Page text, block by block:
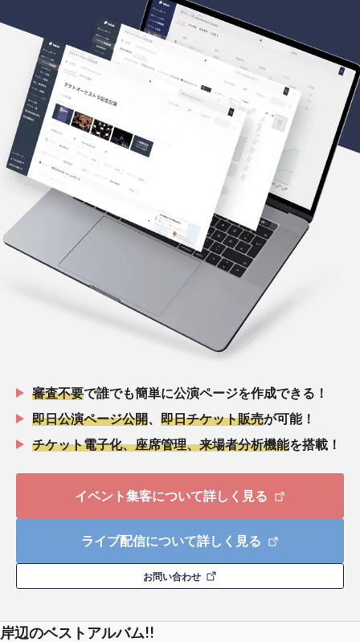
審査不要で誰でも簡単に公演ページを作成できる！
即日公演ページ公開
即日チケット販売が可能！
チケット電子化、座席管理、来場者分析機能を搭載！
イベント集客について詳しく見る
ライブ配信について詳しく見る
お問い合わせ
岸辺のベストアルバム!!